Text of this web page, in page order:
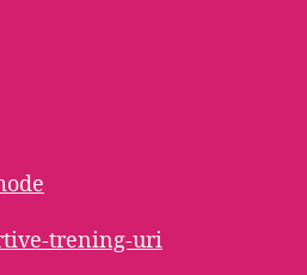
trening-uri